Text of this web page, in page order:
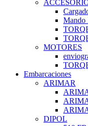
Mando
MOTORES
Embarcaciones
ARIMAR
DIPOL